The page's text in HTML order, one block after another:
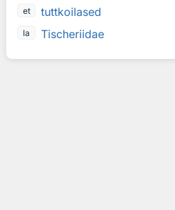
et tuttkoilased
la Tischeriidae